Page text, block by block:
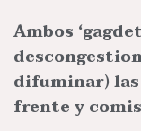
Ambos
difuminar)
frente y